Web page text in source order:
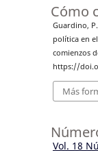
Cómo
Guardino,
política en
comienzos
https://
Más
Vol. 18